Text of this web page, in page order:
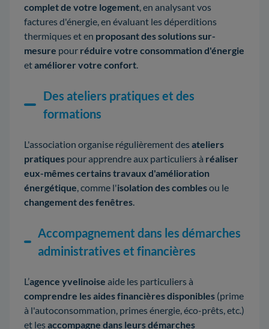
complet de votre logement , en analysant vos
factures d'énergie, en évaluant les déperditions
thermiques et en proposant des solutions sur-
mesure pour réduire votre consommation d'énergie
etaméliorer votre confort
Des ateliers pratiques et des
formations
L'association organise régulièrement desateliers
pratiques pour apprendre aux particuliers à réaliser
eux-mêmes certains travaux d'amélioration
énergétique , comme l'isolation des comblesou le
changement des fenêtres
Accompagnement dans les démarches
administratives et financières
L’agence yvelinoise aide les particuliers à
comprendre les aides financières disponibles (prime
à l'autoconsommation, primes énergie, éco-prêts, etc.)
et lesaccompagne dans leurs démarches